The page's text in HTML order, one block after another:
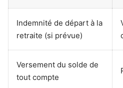
Indemnité de départ à la
retraite (si prévue)
Versement du solde de
tout compte